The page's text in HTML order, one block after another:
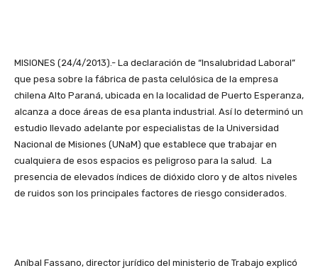
MISIONES (24/4/2013).- La declaración de “Insalubridad Laboral”
que pesa sobre la fábrica de pasta celulósica de la empresa
chilena Alto Paraná, ubicada en la localidad de Puerto Esperanza,
alcanza a doce áreas de esa planta industrial. Así lo determinó un
estudio llevado adelante por especialistas de la Universidad
Nacional de Misiones (UNaM) que establece que trabajar en
cualquiera de esos espacios es peligroso para la salud. La
presencia de elevados índices de dióxido cloro y de altos niveles
de ruidos son los principales factores de riesgo considerados.
Aníbal Fassano, director jurídico del ministerio de Trabajo explicó